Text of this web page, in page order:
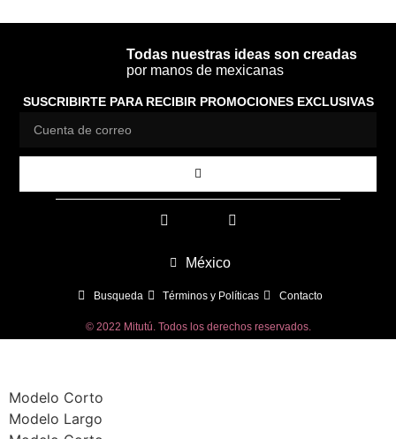
Todas nuestras ideas son creadas
por manos de mexicanas
SUSCRIBIRTE PARA RECIBIR PROMOCIONES EXCLUSIVAS
México
Busqueda Términos y Políticas Contacto
© 2022 Mitutú. Todos los derechos reservados.
Modelo Corto
Modelo Largo